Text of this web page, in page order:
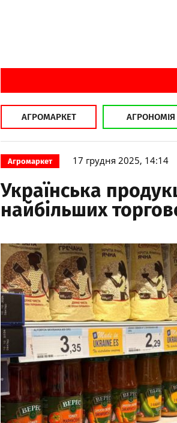
АГРОМАРКЕТ АГРОНОМІЯ
Агромаркет 17 грудня 2025, 14:14
Українська
найбільших